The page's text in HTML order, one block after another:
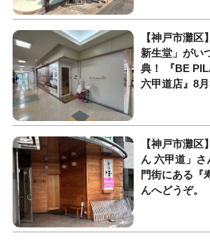
【神戸市灘
新生堂」がい
典！ 『BE
六甲道店』8
【神戸市灘
ん 六甲道」
門街にある『
んへどうぞ。